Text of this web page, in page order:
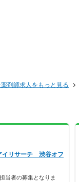
剤師求人をもっと見る
イリサーチ 渋谷オフ
当者の募集となりま